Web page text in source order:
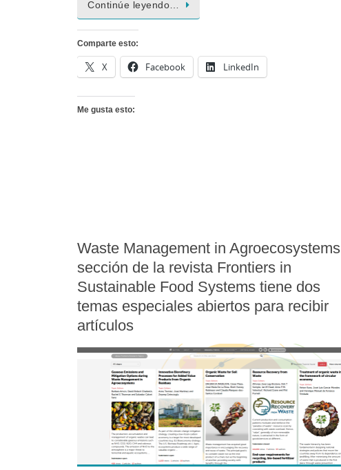
Continúe leyendo…
Comparte esto:
X Facebook LinkedIn
Me gusta esto:
Waste Management in Agroecosystems
sección de la revista Frontiers in
Sustainable Food Systems tiene dos
temas especiales abiertos para recibir
artículos